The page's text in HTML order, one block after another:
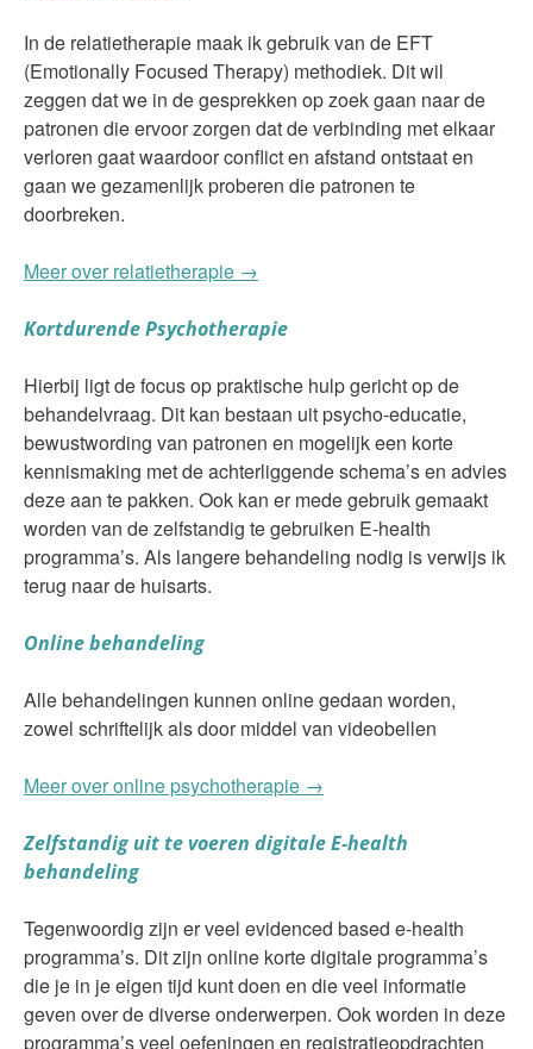
In de relatietherapie maak ik gebruik van de EFT
(Emotionally Focused Therapy) methodiek. Dit wil
zeggen dat we in de gesprekken op zoek gaan naar de
patronen die ervoor zorgen dat de verbinding met elkaar
verloren gaat waardoor conflict en afstand ontstaat en
gaan we gezamenlijk proberen die patronen te
doorbreken.
Meer over relatietherapie →
Kortdurende Psychotherapie
Hierbij ligt de focus op praktische hulp gericht op de
behandelvraag. Dit kan bestaan uit psycho-educatie,
bewustwording van patronen en mogelijk een korte
kennismaking met de achterliggende schema’s en advies
deze aan te pakken. Ook kan er mede gebruik gemaakt
worden van de zelfstandig te gebruiken E-health
programma’s. Als langere behandeling nodig is verwijs ik
terug naar de huisarts.
Online behandeling
Alle behandelingen kunnen online gedaan worden,
zowel schriftelijk als door middel van videobellen
Meer over online psychotherapie →
Zelfstandig uit te voeren digitale E-health
behandeling
Tegenwoordig zijn er veel evidenced based e-health
programma’s. Dit zijn online korte digitale programma’s
die je in je eigen tijd kunt doen en die veel informatie
geven over de diverse onderwerpen. Ook worden in deze
programma’s veel oefeningen en registratieopdrachten